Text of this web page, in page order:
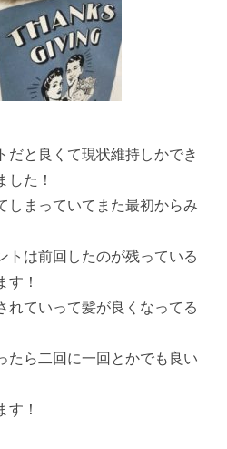
だと良くて現状維持しかでき
した！
しまっていてまた最初からみ
トは前回したのが残っている
す！
れていって髪が良くなってる
たら二回に一回とかでも良い
す！